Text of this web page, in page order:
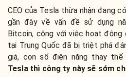
CEO của Tesla thừa nhận đang
gần đây về vấn đề sử dụng
Bitcoin, cộng với việc hoạt động
tại Trung Quốc đã bị triệt phá
giá, con số điện năng thay thế
Tesla thì công ty này sẽ sớm